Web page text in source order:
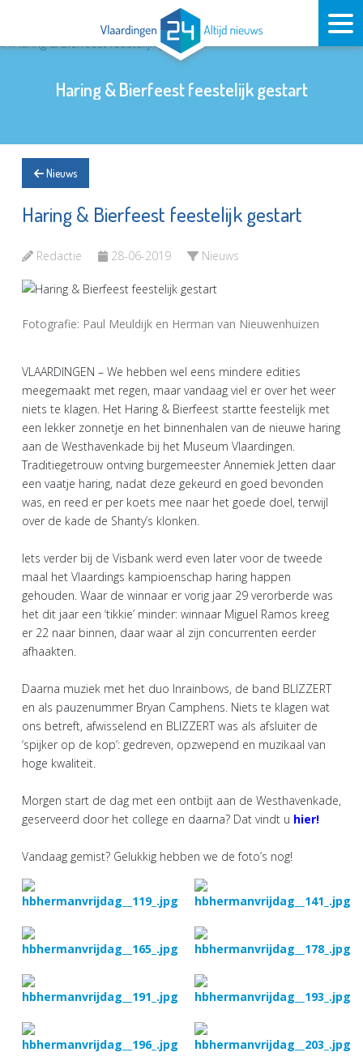
Haring & Bierfeest feestelijk gestart
Nieuws
Haring & Bierfeest feestelijk gestart
Redactie 28-06-2019 Nieuws
Fotografie: Paul Meuldijk en Herman van Nieuwenhuizen
VLAARDINGEN – We hebben wel eens mindere edities
meegemaakt met regen, maar vandaag viel er over het weer
niets te klagen. Het Haring & Bierfeest startte feestelijk met
een lekker zonnetje en het binnenhalen van de nieuwe haring
aan de Westhavenkade bij het Museum Vlaardingen.
Traditiegetrouw ontving burgemeester Annemiek Jetten daar
een vaatje haring, nadat deze gekeurd en goed bevonden
was, en reed er per koets mee naar het goede doel, terwijl
over de kade de Shanty’s klonken.
Iets verder bij de Visbank werd even later voor de tweede
maal het Vlaardings kampioenschap haring happen
gehouden. Waar de winnaar er vorig jaar 29 verorberde was
het dit jaar een ‘tikkie’ minder: winnaar Miguel Ramos kreeg
er 22 naar binnen, daar waar al zijn concurrenten eerder
afhaakten.
Daarna muziek met het duo Inrainbows, de band BLIZZERT
en als pauzenummer Bryan Camphens. Niets te klagen wat
ons betreft, afwisselend en BLIZZERT was als afsluiter de
‘spijker op de kop’: gedreven, opzwepend en muzikaal van
hoge kwaliteit.
Morgen start de dag met een ontbijt aan de Westhavenkade,
geserveerd door het college en daarna? Dat vindt u hier!
Vandaag gemist? Gelukkig hebben we de foto’s nog!